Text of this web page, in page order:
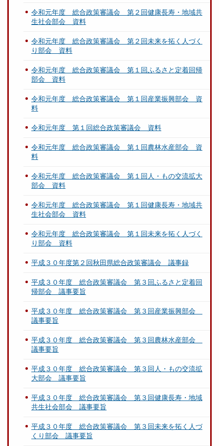
令和元年度 総合政策審議会 第２回健康長寿・地域共
生社会部会 資料
令和元年度 総合政策審議会 第２回未来を拓く人づく
り部会 資料
令和元年度 総合政策審議会 第１回ふるさと定着回帰
部会 資料
令和元年度 総合政策審議会 第１回産業振興部会 資
料
令和元年度 第１回総合政策審議会 資料
令和元年度 総合政策審議会 第１回農林水産部会 資
料
令和元年度 総合政策審議会 第１回人・もの交流拡大
部会 資料
令和元年度 総合政策審議会 第１回健康長寿・地域共
生社会部会 資料
令和元年度 総合政策審議会 第１回未来を拓く人づく
り部会 資料
平成３０年度第２回秋田県総合政策審議会 議事録
平成３０年度 総合政策審議会 第３回ふるさと定着回
帰部会 議事要旨
平成３０年度 総合政策審議会 第３回産業振興部会
議事要旨
平成３０年度 総合政策審議会 第３回農林水産部会
議事要旨
平成３０年度 総合政策審議会 第３回人・もの交流拡
大部会 議事要旨
平成３０年度 総合政策審議会 第３回健康長寿・地域
共生社会部会 議事要旨
平成３０年度 総合政策審議会 第３回未来を拓く人づ
くり部会 議事要旨